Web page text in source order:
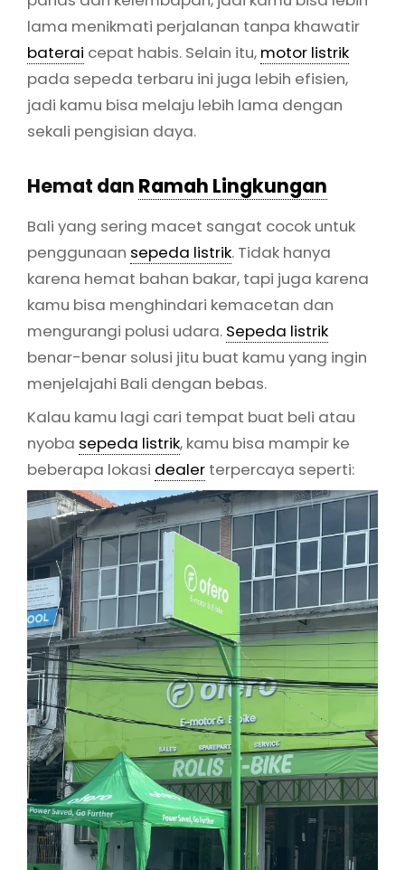
lama menikmati perjalanan tanpa khawatir
baterai cepat habis. Selain itu, motor listrik
pada sepeda terbaru ini juga lebih efisien,
jadi kamu bisa melaju lebih lama dengan
sekali pengisian daya.
Hemat dan Ramah Lingkungan
Bali yang sering macet sangat cocok untuk
penggunaan sepeda listrik. Tidak hanya
karena hemat bahan bakar, tapi juga karena
kamu bisa menghindari kemacetan dan
mengurangi polusi udara. Sepeda listrik
benar-benar solusi jitu buat kamu yang ingin
menjelajahi Bali dengan bebas.
Kalau kamu lagi cari tempat buat beli atau
nyoba sepeda listrik, kamu bisa mampir ke
beberapa lokasi dealer terpercaya seperti: